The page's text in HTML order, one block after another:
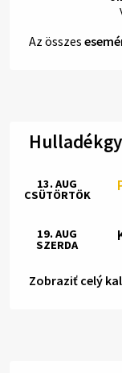
Az összes
13. AUG
CSÜTÖRTÖK
19. AUG
SZERDA
Zobraziť celý